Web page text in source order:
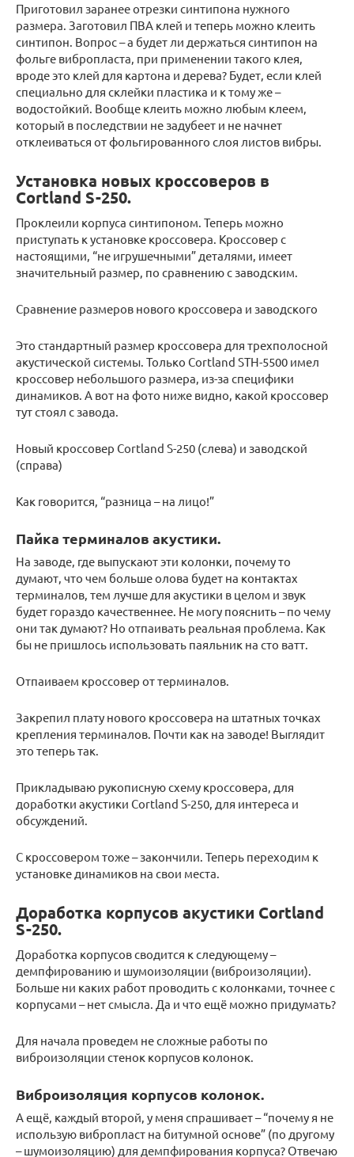
Приготовил заранее отрезки синтипона нужного
размера. Заготовил ПВА клей и теперь можно клеить
синтипон. Вопрос – а будет ли держаться синтипон на
фольге вибропласта, при применении такого клея,
вроде это клей для картона и дерева? Будет, если клей
специально для склейки пластика и к тому же –
водостойкий. Вообще клеить можно любым клеем,
который в последствии не задубеет и не начнет
отклеиваться от фольгированного слоя листов вибры.
Установка новых кроссоверов в
Cortland S-250.
Проклеили корпуса синтипоном. Теперь можно
приступать к установке кроссовера. Кроссовер с
настоящими, “не игрушечными” деталями, имеет
значительный размер, по сравнению с заводским.
Сравнение размеров нового кроссовера и заводского
Это стандартный размер кроссовера для трехполосной
акустической системы. Только Cortland STH-5500 имел
кроссовер небольшого размера, из-за специфики
динамиков. А вот на фото ниже видно, какой кроссовер
тут стоял с завода.
Новый кроссовер Cortland S-250 (слева) и заводской
(справа)
Как говорится, “разница – на лицо!”
Пайка терминалов акустики.
На заводе, где выпускают эти колонки, почему то
думают, что чем больше олова будет на контактах
терминалов, тем лучше для акустики в целом и звук
будет гораздо качественнее. Не могу пояснить – по чему
они так думают? Но отпаивать реальная проблема. Как
бы не пришлось использовать паяльник на сто ватт.
Отпаиваем кроссовер от терминалов.
Закрепил плату нового кроссовера на штатных точках
крепления терминалов. Почти как на заводе! Выглядит
это теперь так.
Прикладываю рукописную схему кроссовера, для
доработки акустики Cortland S-250, для интереса и
обсуждений.
С кроссовером тоже – закончили. Теперь переходим к
установке динамиков на свои места.
Доработка корпусов акустики Cortland
S-250.
Доработка корпусов сводится к следующему –
демпфированию и шумоизоляции (виброизоляции).
Больше ни каких работ проводить с колонками, точнее с
корпусами – нет смысла. Да и что ещё можно придумать?
Для начала проведем не сложные работы по
виброизоляции стенок корпусов колонок.
Виброизоляция корпусов колонок.
А ещё, каждый второй, у меня спрашивает – “почему я не
использую вибропласт на битумной основе” (по другому
– шумоизоляцию) для демпфирования корпуса? Отвечаю